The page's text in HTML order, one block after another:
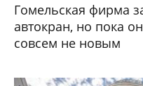
Гомельская фирма
автокран, но пока
совсем не новым